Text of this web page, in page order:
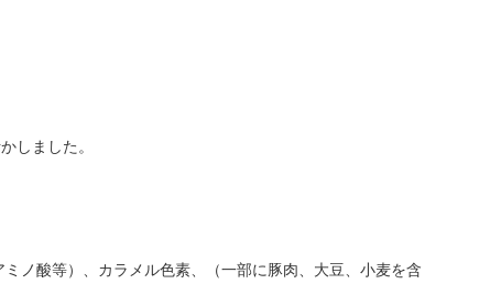
しました。
ノ酸等）、カラメル色素、（一部に豚肉、大豆、小麦を含